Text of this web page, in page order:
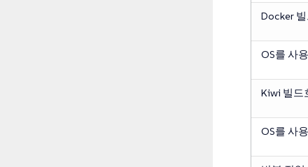
Docker
OS를 사
Kiwi 빌드
OS를 사